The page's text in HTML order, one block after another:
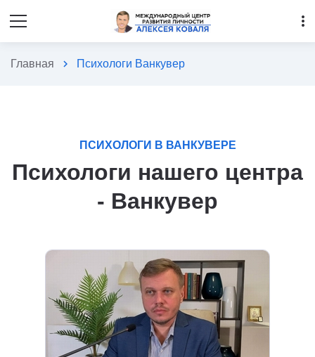
more_vert
Главная chevron_right Психологи Ванкувер
ПСИХОЛОГИ В ВАНКУВЕРЕ
Психологи нашего центра
- Ванкувер